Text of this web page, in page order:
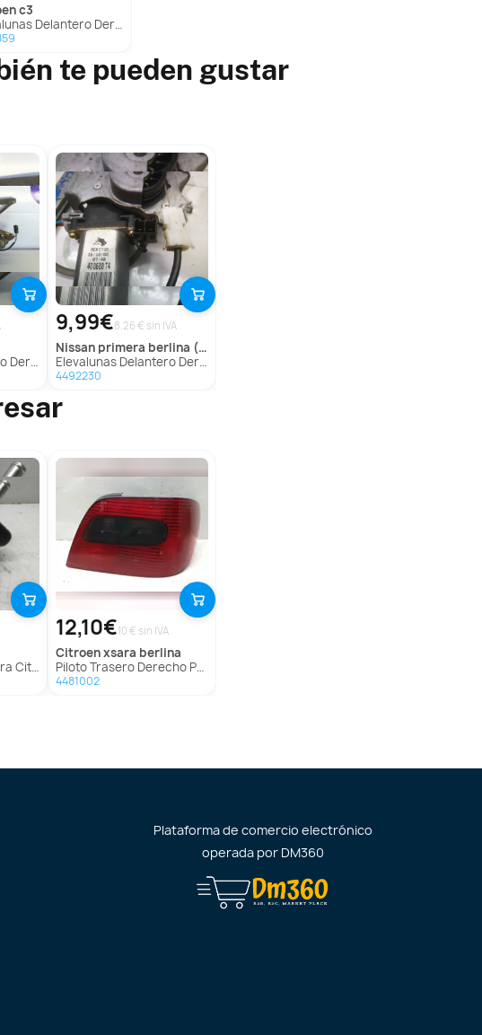
c3
Delantero Derecho Para Citroen C3
te pueden gustar
Berlina
9,99€8.26 € sin IVA
nissan primera berlina (p11)
Elevalunas Delantero Derecho para Nissan Primera Berlina (P11)
4492230
Zx
12,10€10 € sin IVA
citroenxsara berlina
Piloto Trasero Derecho Para Citroen Xsara Berlina
4481002
Plataforma de comercio electrónico
operada por DM360